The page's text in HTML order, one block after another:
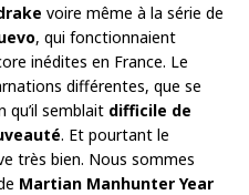
voire même à la série de
, qui fonctionnaient
inédites en France. Le
différentes, que se
qu’il semblait difficile de
. Et pourtant le
très bien. Nous sommes
Martian Manhunter Year